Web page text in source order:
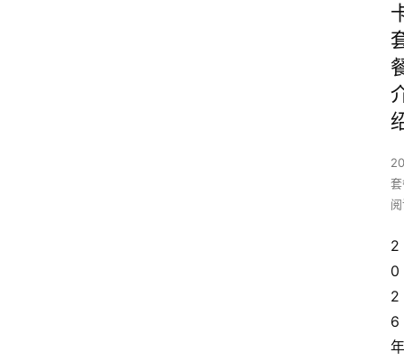
2
0
2
6
年